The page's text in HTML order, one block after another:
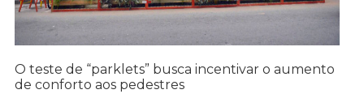
O teste de “parklets” busca incentivar o aumento
de conforto aos pedestres